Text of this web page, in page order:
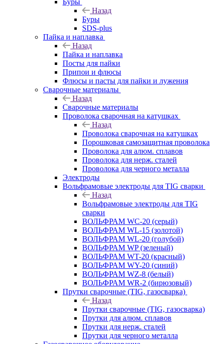
Буры
Назад
Буры
SDS-plus
Пайка и наплавка
Назад
Пайка и наплавка
Посты для пайки
Припои и флюсы
Флюсы и пасты для пайки и лужения
Сварочные материалы
Назад
Сварочные материалы
Проволока сварочная на катушках
Назад
Проволока сварочная на катушках
Порошковая самозащитная проволока
Проволока для алюм. сплавов
Проволока для нерж. сталей
Проволока для черного металла
Электроды
Вольфрамовые электроды для TIG сварки
Назад
Вольфрамовые электроды для TIG
сварки
ВОЛЬФРАМ WC-20 (серый)
ВОЛЬФРАМ WL-15 (золотой)
ВОЛЬФРАМ WL-20 (голубой)
ВОЛЬФРАМ WP (зеленый)
ВОЛЬФРАМ WT-20 (красный)
ВОЛЬФРАМ WY-20 (синий)
ВОЛЬФРАМ WZ-8 (белый)
ВОЛЬФРАМ WR-2 (бирюзовый)
Прутки сварочные (TIG, газосварка)
Назад
Прутки сварочные (TIG, газосварка)
Прутки для алюм. сплавов
Прутки для нерж. сталей
Прутки для черного металла